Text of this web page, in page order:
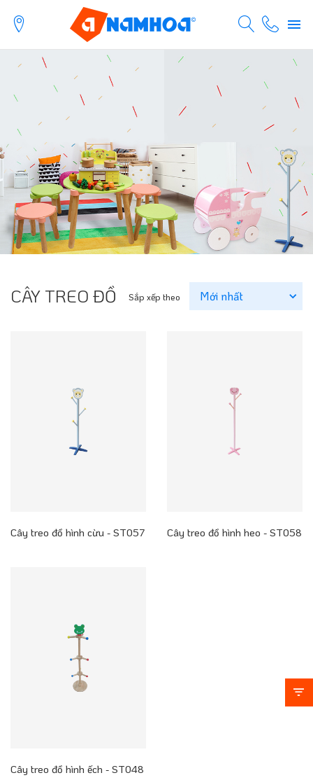
CÂY TREO ĐỒ Sắp xếp theo
Cây treo đồ hình cừu - ST057 Cây treo đồ hình heo - ST058
Cây treo đồ hình ếch - ST048